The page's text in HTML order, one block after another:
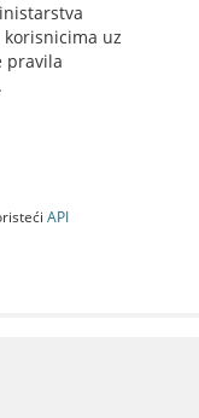
uz
pravila
API